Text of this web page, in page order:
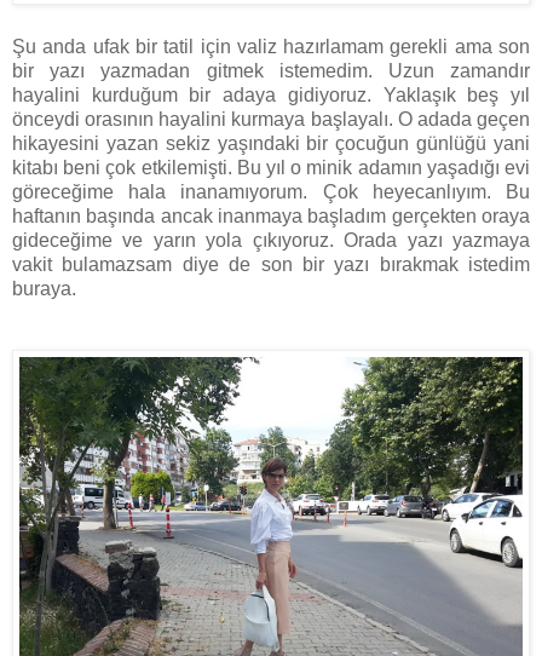
Şu anda ufak bir tatil için valiz hazırlamam gerekli ama son
bir yazı yazmadan gitmek istemedim. Uzun zamandır
hayalini kurduğum bir adaya gidiyoruz. Yaklaşık beş yıl
önceydi orasının hayalini kurmaya başlayalı. O adada geçen
hikayesini yazan sekiz yaşındaki bir çocuğun günlüğü yani
kitabı beni çok etkilemişti. Bu yıl o minik adamın yaşadığı evi
göreceğime hala inanamıyorum. Çok heyecanlıyım. Bu
haftanın başında ancak inanmaya başladım gerçekten oraya
gideceğime ve yarın yola çıkıyoruz. Orada yazı yazmaya
vakit bulamazsam diye de son bir yazı bırakmak istedim
buraya.